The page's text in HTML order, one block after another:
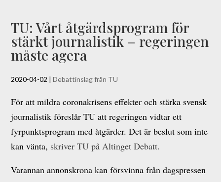
TU: Vårt åtgärdsprogram för
stärkt journalistik – regeringen
måste agera
2020-04-02 |Debattinslag från TU
För att mildra coronakrisens effekter och stärka svensk
journalistik föreslår TU att regeringen vidtar ett
fyrpunktsprogram med åtgärder. Det är beslut som inte
kan vänta, skriver TU på Altinget Debatt.
Varannan annonskrona kan försvinna från dagspressen